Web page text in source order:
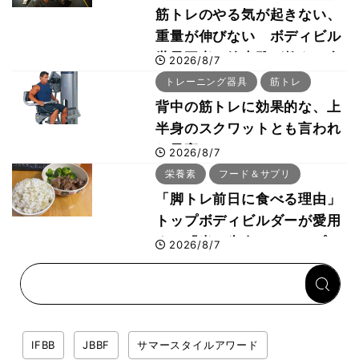
筋トレのやる気が起きない、
重量が伸びない ボディビル
世界王者・鈴木雅が教える食
事・睡眠・呼吸の整え方
2026/8/7
トレーニング器具 筋トレ
背中の筋トレに効果的な、上
半身のスクワットとも言われ
た最高マシン“ノーチラス・
プルオーバーマシン”とは？
2026/8/7
栄養素 フード＆サプリ
「脚トレ前日に食べる理由」
トップボディビルダーが愛用
する「米＋牛肉」のシンプル
回復メシとは？
2026/8/7
IFBB JBBF サマースタイルアワード